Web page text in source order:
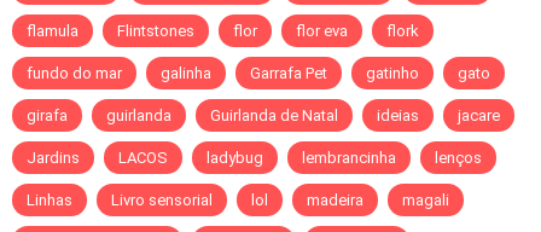
flamula Flintstones flor flor eva flork
fundo do mar galinha Garrafa Pet gatinho gato
girafa guirlanda Guirlanda de Natal ideias jacare
Jardins LACOS ladybug lembrancinha lenços
Linhas Livro sensorial lol madeira magali